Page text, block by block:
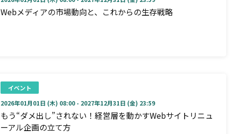
Webメディアの市場動向と、これからの生存戦略
イベント
2026年01月01日 (木) 08:00 - 2027年12月31日 (金) 23:59
もう“ダメ出し”されない！経営層を動かすWebサイトリニュ
ーアル企画の立て方